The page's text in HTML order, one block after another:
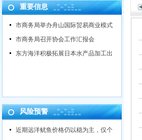
重要信息
市商务局举办舟山国际贸易商业模式
市商务局召开协会工作汇报会
东方海洋积极拓展日本水产品加工出
风险预警
近期远洋鱿鱼价格仍以稳为主，仅个